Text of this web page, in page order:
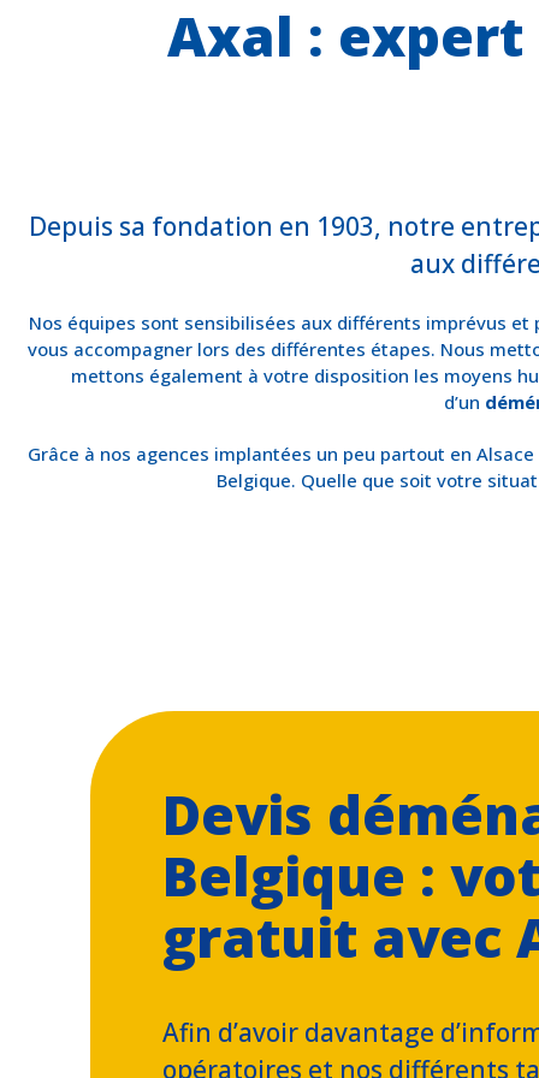
Axal :
Depuis sa fondation en 1903, notre
aux
Nos équipes sont sensibilisées aux différents imprévus
vous accompagner lors des différentes étapes. Nous
mettons également à votre disposition les moyens
d’un
Grâce à nos agences implantées un peu partout en
Belgique. Quelle que soit votre
Devis
Belgique :
gratuit avec
Afin d’avoir davantage
opératoires et nos différents